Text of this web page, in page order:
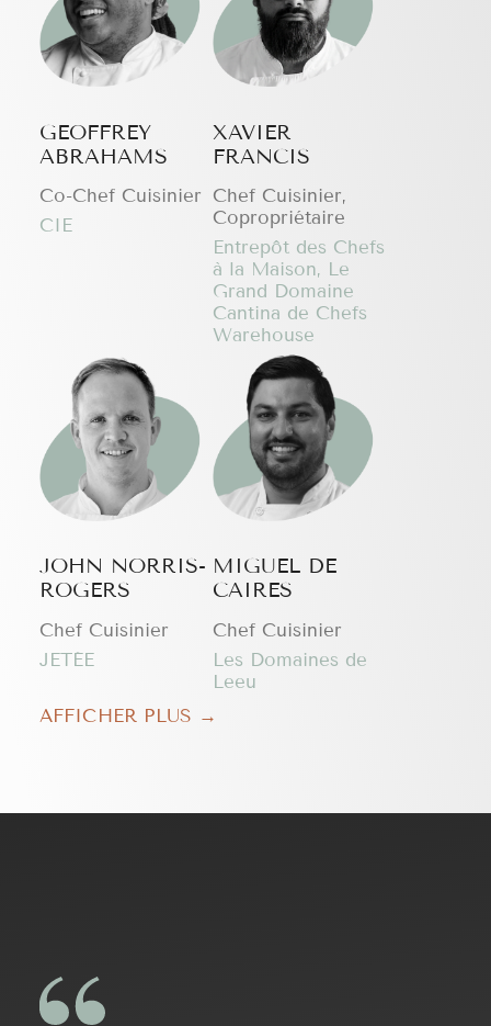
GEOFFREY
ABRAHAMS
Co-Chef Cuisinier
CIE
XAVIER
FRANCIS
Chef Cuisinier,
Copropriétaire
Entrepôt des Chefs
à la Maison, Le
Grand Domaine
Cantina de Chefs
Warehouse
JOHN NORRIS-
ROGERS
Chef Cuisinier
JETÉE
MIGUEL DE
CAIRES
Chef Cuisinier
Les Domaines de
Leeu
AFFICHER PLUS →